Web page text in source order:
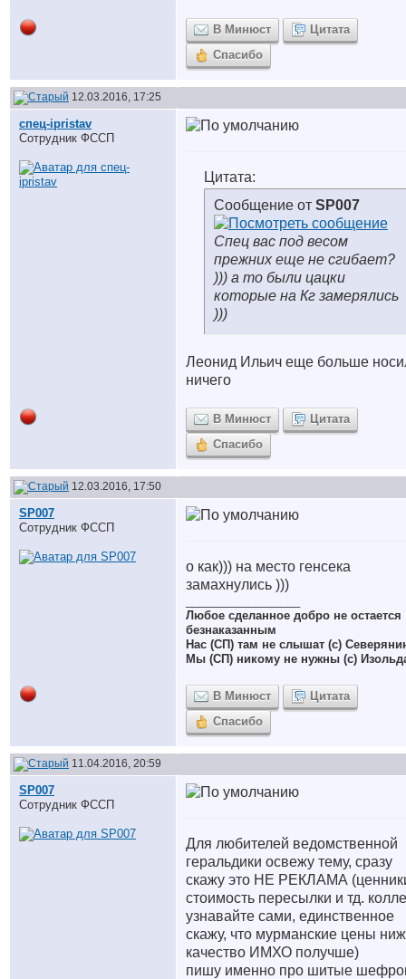
В Минюст
Цитата
Спасибо
12.03.2016, 17:25
спец-ipristav
Сотрудник ФССП
Цитата:
Сообщение от SP007
Спец вас под весом
прежних еще не сгибает?
))) а то были цацки
которые на Кг замерялись
)))
Леонид Ильич еще больше
ничего
В Минюст
Цитата
Спасибо
12.03.2016, 17:50
SP007
Сотрудник ФССП
о как))) на место генсека
замахнулись )))
Любое сделанное добро не остается
безнаказанным
Нас (СП) там не слышат (с)
Мы (СП) никому не нужны (с)
В Минюст
Цитата
Спасибо
11.04.2016, 20:59
SP007
Сотрудник ФССП
Для любителей ведомственной
геральдики освежу тему, сразу
скажу это НЕ РЕКЛАМА
стоимость пересылки и тд.
узнавайте сами, единственное
скажу, что мурманские цены
качество ИМХО получше)
пишу именно про шитые